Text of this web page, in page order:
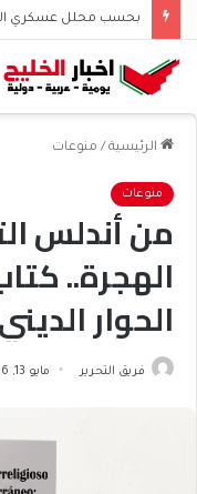
الرئيسية / منوعات
منوعات
من أندلس
الهجرة..
الحوار
فريق التحرير مايو 13, 2026